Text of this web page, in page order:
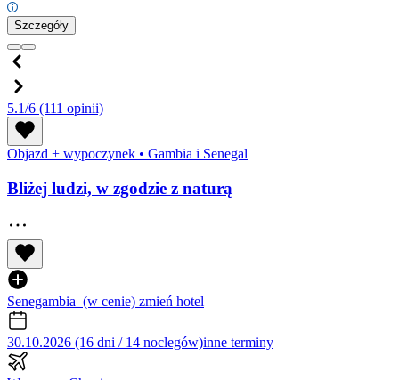
Szczegóły
5.1/6 (111 opinii)
Objazd + wypoczynek • Gambia i Senegal
Bliżej ludzi, w zgodzie z naturą
Senegambia (w cenie) zmień hotel
30.10.2026 (16 dni / 14 noclegów)inne terminy